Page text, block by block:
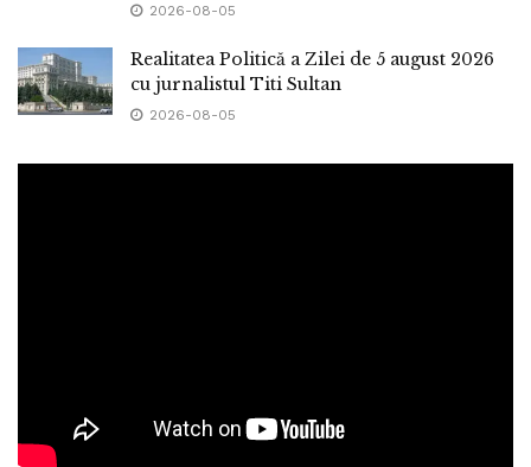
2026-08-05
Realitatea Politică a Zilei de 5 august 2026
cu jurnalistul Titi Sultan
2026-08-05